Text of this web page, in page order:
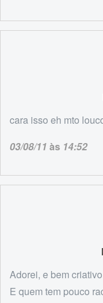
cara isso eh mto
03/08/11 às 14:52
Adorei, e bem
E quem tem pouco